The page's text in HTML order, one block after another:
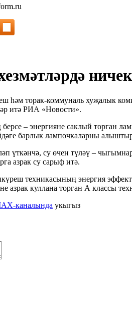
һәм торак-коммуналь хуҗалык
итә РИА «Новости».
– энергияне саклый торган
барлык лампочкаларны
үткәнчә, су өчен түләү –
азрак су сарыф итә.
техникасының энергия
азрак куллана торган А классы
каналында укыгыз